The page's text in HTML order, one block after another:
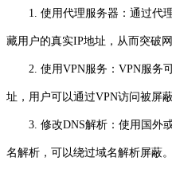
1. 使用代理服务器：通过代
藏用户的真实IP地址，从而突破网
2. 使用VPN服务：VPN服务
址，用户可以通过VPN访问被屏蔽
3. 修改DNS解析：使用国外或
名解析，可以绕过域名解析屏蔽。